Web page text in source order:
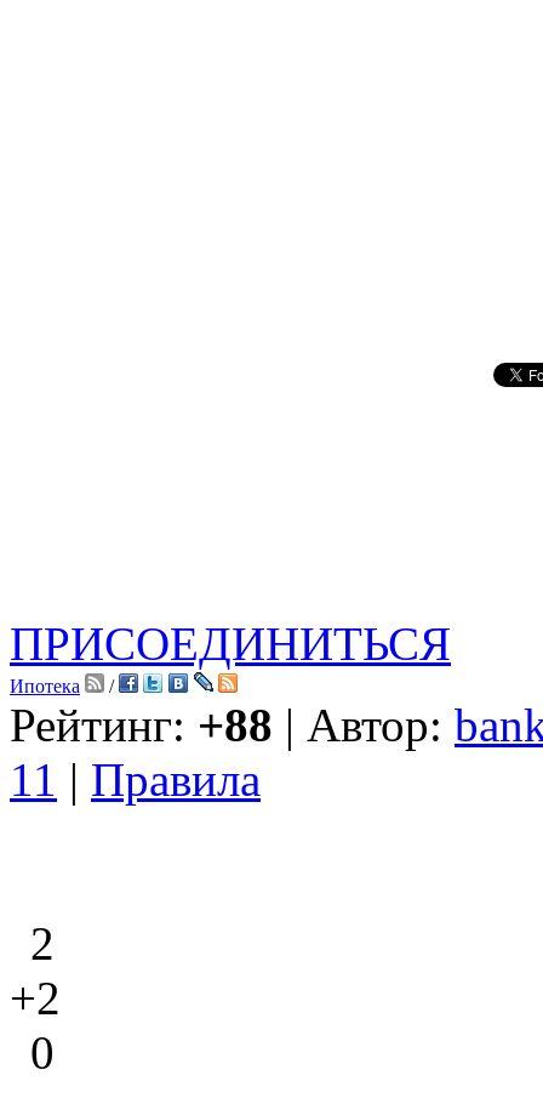
ПРИСОЕДИНИТЬСЯ
Ипотека /
Рейтинг: +88 | Автор:
11 | Правила
2
+2
0